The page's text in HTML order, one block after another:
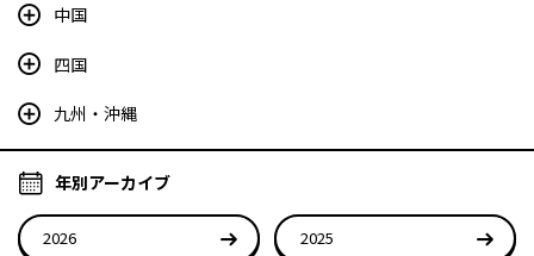
中国
四国
九州・沖縄
年別アーカイブ
2026 2025